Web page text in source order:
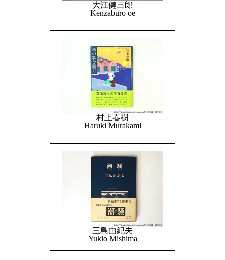
大江健三郎
Kenzaburo oe
村上春樹
Haruki Murakami
三島由紀夫
Yukio Mishima